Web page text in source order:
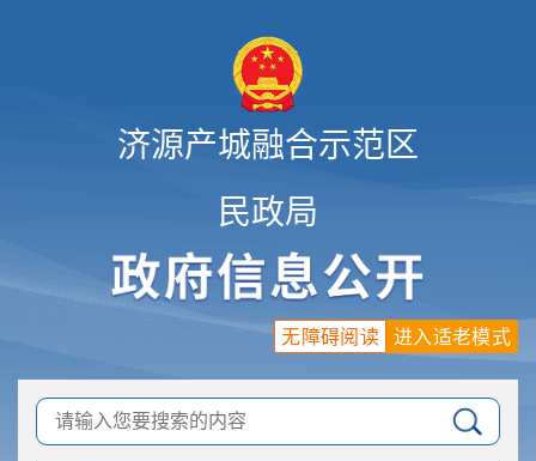
济源产城融合示范区
民政局
进入适老模式
无障碍阅读